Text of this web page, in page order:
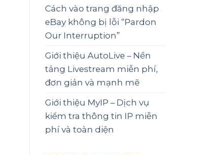
Cách vào trang đăng nhập
eBay không bị lỗi “Pardon
Our Interruption”
Giới thiệu AutoLive – Nền
tảng Livestream miễn phí,
đơn giản và mạnh mẽ
Giới thiệu MyIP – Dịch vụ
kiểm tra thông tin IP miễn
phí và toàn diện